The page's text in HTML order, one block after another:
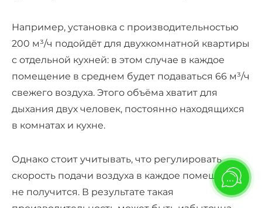
Например, установка с производительностью
200 м³/ч подойдёт для двухкомнатной квартиры
с отдельной кухней: в этом случае в каждое
помещение в среднем будет подаваться 66 м³/ч
свежего воздуха. Этого объёма хватит для
дыхания двух человек, постоянно находящихся
в комнатах и кухне.
Однако стоит учитывать, что регулировать
скорость подачи воздуха в каждое помещение
не получится. В результате такая